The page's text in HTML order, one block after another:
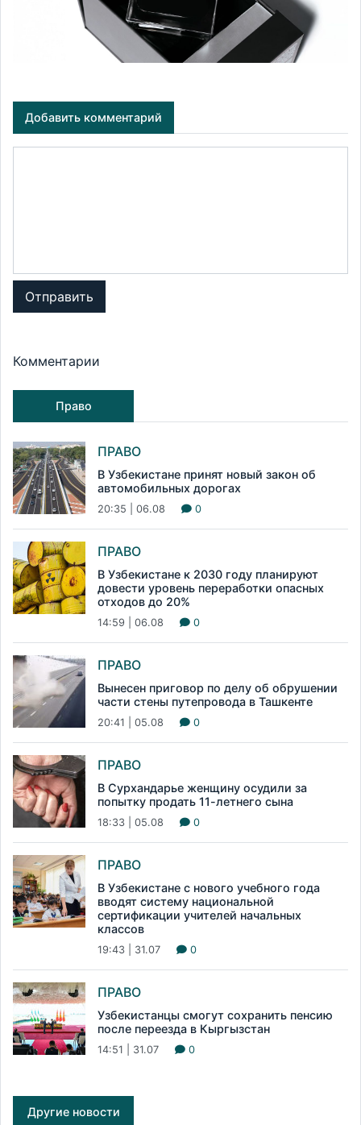
Добавить комментарий
Отправить
Комментарии
Право
ПРАВО
В Узбекистане принят новый закон об
автомобильных дорогах
20:35 | 06.08 0
ПРАВО
В Узбекистане к 2030 году планируют
довести уровень переработки опасных
отходов до 20%
14:59 | 06.08 0
ПРАВО
Вынесен приговор по делу об обрушении
части стены путепровода в Ташкенте
20:41 | 05.08 0
ПРАВО
В Сурхандарье женщину осудили за
попытку продать 11-летнего сына
18:33 | 05.08 0
ПРАВО
В Узбекистане с нового учебного года
вводят систему национальной
сертификации учителей начальных
классов
19:43 | 31.07 0
ПРАВО
Узбекистанцы смогут сохранить пенсию
после переезда в Кыргызстан
14:51 | 31.07 0
Другие новости